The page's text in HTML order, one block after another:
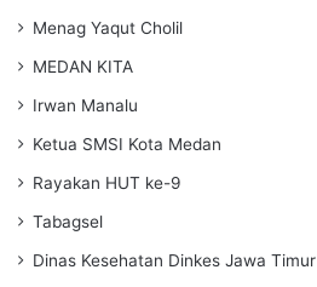
Menag Yaqut Cholil
MEDAN KITA
Irwan Manalu
Ketua SMSI Kota Medan
Rayakan HUT ke-9
Tabagsel
Dinas Kesehatan Dinkes Jawa Timur